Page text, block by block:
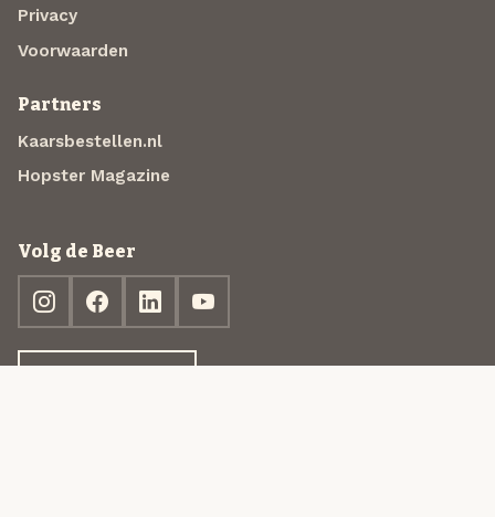
Privacy
Voorwaarden
Partners
Kaarsbestellen.nl
Hopster Magazine
Volg de Beer